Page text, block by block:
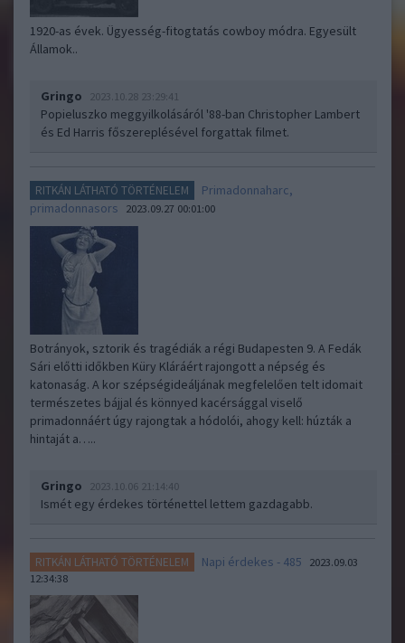
1920-as évek. Ügyesség-fitogtatás cowboy módra. Egyesült
Államok..
Gringo 2023.10.28 23:29:41
Popieluszko meggyilkolásáról '88-ban Christopher Lambert
és Ed Harris főszereplésével forgattak filmet.
RITKÁN LÁTHATÓ TÖRTÉNELEM
Primadonnaharc,
primadonnasors
2023.09.27 00:01:00
Botrányok, sztorik és tragédiák a régi Budapesten 9. A Fedák
Sári előtti időkben Küry Kláráért rajongott a népség és
katonaság. A kor szépségideáljának megfelelően telt idomait
természetes bájjal és könnyed kacérsággal viselő
primadonnáért úgy rajongtak a hódolói, ahogy kell: húzták a
hintaját a…..
Gringo 2023.10.06 21:14:40
Ismét egy érdekes történettel lettem gazdagabb.
RITKÁN LÁTHATÓ TÖRTÉNELEM Napi érdekes - 485
2023.09.03
12:34:38